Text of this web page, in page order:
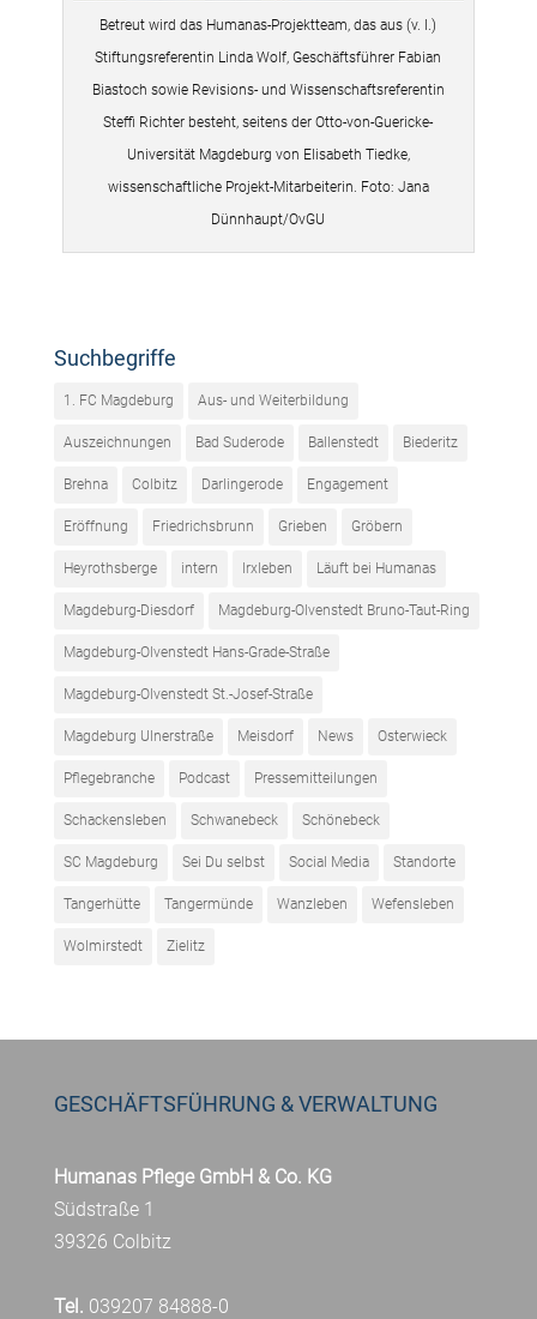
Betreut wird das Humanas-Projektteam, das aus (v. l.)
Stiftungsreferentin Linda Wolf, Geschäftsführer Fabian
Biastoch sowie Revisions- und Wissenschaftsreferentin
Steffi Richter besteht, seitens der Otto-von-Guericke-
Universität Magdeburg von Elisabeth Tiedke,
wissenschaftliche Projekt-Mitarbeiterin. Foto: Jana
Dünnhaupt/OvGU
Suchbegriffe
1. FC Magdeburg Aus- und Weiterbildung
Auszeichnungen Bad Suderode Ballenstedt Biederitz
Brehna Colbitz Darlingerode Engagement
Eröffnung Friedrichsbrunn Grieben Gröbern
Heyrothsberge intern Irxleben Läuft bei Humanas
Magdeburg-Diesdorf Magdeburg-Olvenstedt Bruno-Taut-Ring
Magdeburg-Olvenstedt Hans-Grade-Straße
Magdeburg-Olvenstedt St.-Josef-Straße
Magdeburg Ulnerstraße Meisdorf News Osterwieck
Pflegebranche Podcast Pressemitteilungen
Schackensleben Schwanebeck Schönebeck
SC Magdeburg Sei Du selbst Social Media Standorte
Tangerhütte Tangermünde Wanzleben Wefensleben
Wolmirstedt Zielitz
GESCHÄFTSFÜHRUNG & VERWALTUNG
Humanas Pflege GmbH & Co. KG
Südstraße 1
39326 Colbitz
Tel. 039207 84888-0